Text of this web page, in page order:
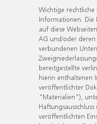
Wichtige
Informationen.
auf diese
AG und/oder deren
verbundenen
bereitgestellte
hierin enthaltenen
veröffentlichter
"Materialien"),
veröffentlichten